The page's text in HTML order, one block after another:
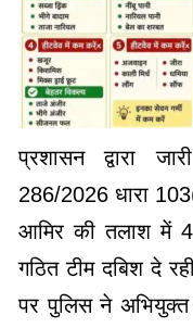
प्रशासन द्वारा
286/2026 धारा
आमिर की तलाश में
गठित टीम दबिश दे
पर पुलिस ने